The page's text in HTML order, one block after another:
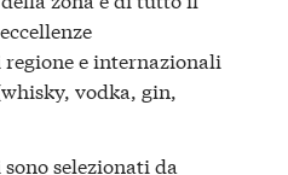
e internazionali
vodka, gin,
selezionati da